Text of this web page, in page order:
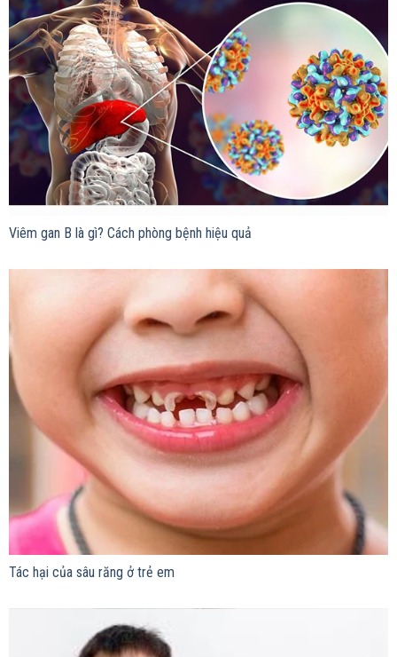
Viêm gan B là gì? Cách phòng bệnh hiệu quả
Tác hại của sâu răng ở trẻ em